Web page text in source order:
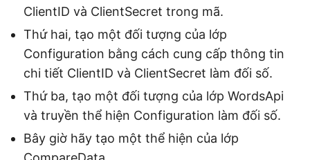
ClientID và ClientSecret trong mã.
Thứ hai, tạo một đối tượng của lớp
Configuration bằng cách cung cấp thông tin
chi tiết ClientID và ClientSecret làm đối số.
Thứ ba, tạo một đối tượng của lớp WordsApi
và truyền thể hiện Configuration làm đối số.
Bây giờ hãy tạo một thể hiện của lớp